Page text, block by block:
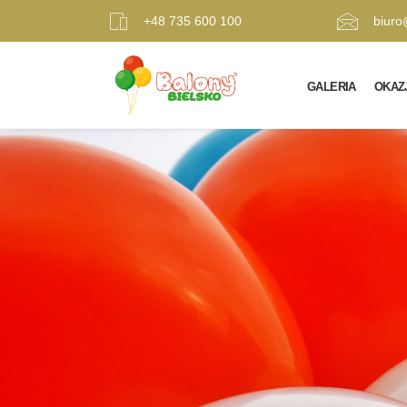
+48 735 600 100
GALERIA